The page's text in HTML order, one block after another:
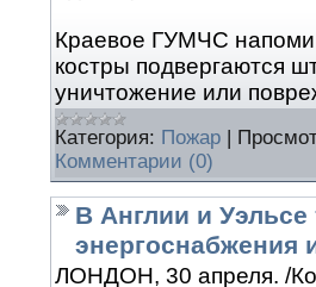
Краевое ГУМЧС
костры подвергаются
уничтожение или
Категория: Пожар |
Комментарии (0)
В Англии и
энергоснабжения
ЛОНДОН, 30 апреля. /